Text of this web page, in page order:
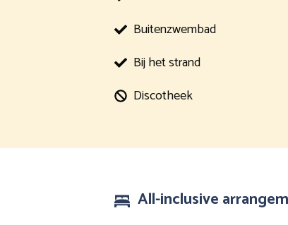
Buitenzwembad
Bij het strand
Discotheek
All-inclusive